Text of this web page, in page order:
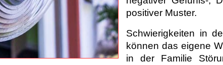
positiver Muster.
Schwierigkeiten in
können das eigene
in der Familie